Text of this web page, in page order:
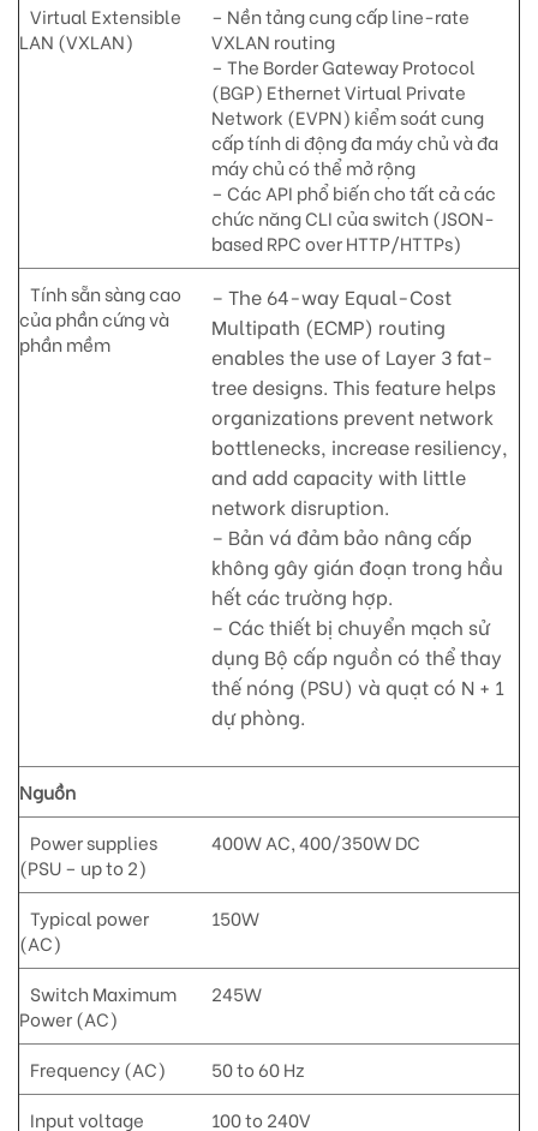
Virtual Extensible
LAN (VXLAN)
– Nền tảng cung cấp line-rate
VXLAN routing
– The Border Gateway Protocol
(BGP) Ethernet Virtual Private
Network (EVPN) kiểm soát cung
cấp tính di động đa máy chủ và đa
máy chủ có thể mở rộng
– Các API phổ biến cho tất cả các
chức năng CLI của switch (JSON-
based RPC over HTTP/HTTPs)
Tính sẵn sàng cao
của phần cứng và
phần mềm
– The 64-way Equal-Cost
Multipath (ECMP) routing
enables the use of Layer 3 fat-
tree designs. This feature helps
organizations prevent network
bottlenecks, increase resiliency,
and add capacity with little
network disruption.
– Bản vá đảm bảo nâng cấp
không gây gián đoạn trong hầu
hết các trường hợp.
– Các thiết bị chuyển mạch sử
dụng Bộ cấp nguồn có thể thay
thế nóng (PSU) và quạt có N + 1
dự phòng.
Nguồn
Power supplies
(PSU – up to 2)
400W AC, 400/350W DC
Typical power
(AC)
150W
Switch Maximum
Power (AC)
245W
Frequency (AC)
50 to 60 Hz
Input voltage
100 to 240V